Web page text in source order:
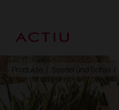
Produkte / Sessel und Sofas /